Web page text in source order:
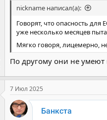
nickname написал(а):
Говорят, что опасность для
уже несколько месяцев
Мягко говоря, лицемерно,
По другому они не умеют
7 Июл 2025